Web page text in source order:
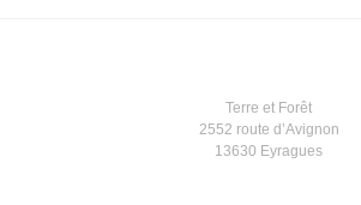
Terre et Forêt
2552 route d’Avignon
13630 Eyragues